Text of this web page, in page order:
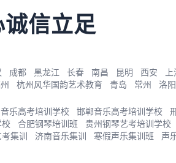
信立足
成都 黑龙江 长春 南昌 昆明 西安
杭州风华国韵艺术教育 青岛 常州 洛阳
乐高考培训学校 邯郸音乐高考培训学校
合肥钢琴培训班 贵州钢琴艺考培训学校
集训 济南音乐集训 寒假声乐集训班 声